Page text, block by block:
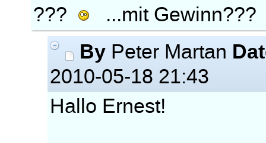
??? ...mit Gewinn???
By Peter Martan
2010-05-18 21:43
Hallo Ernest!